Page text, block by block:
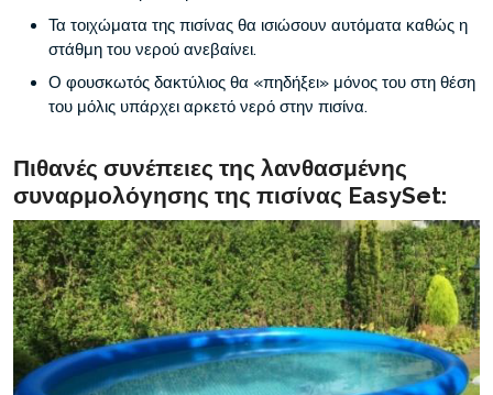
Τα τοιχώματα της πισίνας θα ισιώσουν αυτόματα καθώς η
στάθμη του νερού ανεβαίνει.
Ο φουσκωτός δακτύλιος θα «πηδήξει» μόνος του στη θέση
του μόλις υπάρχει αρκετό νερό στην πισίνα.
Πιθανές συνέπειες της λανθασμένης
συναρμολόγησης της πισίνας EasySet: